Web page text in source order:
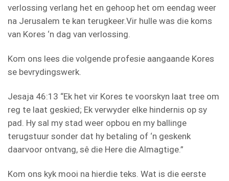
verlossing verlang het en gehoop het om eendag weer
na Jerusalem te kan terugkeer.Vir hulle was die koms
van Kores ‘n dag van verlossing.
Kom ons lees die volgende profesie aangaande Kores
se bevrydingswerk.
Jesaja 46:13 “Ek het vir Kores te voorskyn laat tree om
reg te laat geskied; Ek verwyder elke hindernis op sy
pad. Hy sal my stad weer opbou en my ballinge
terugstuur sonder dat hy betaling of ‘n geskenk
daarvoor ontvang, sê die Here die Almagtige.”
Kom ons kyk mooi na hierdie teks. Wat is die eerste